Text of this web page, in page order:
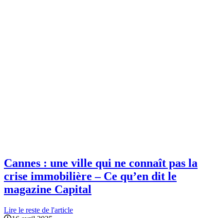
Cannes : une ville qui ne connaît pas la
crise immobilière – Ce qu’en dit le
magazine Capital
Lire le reste de l'article